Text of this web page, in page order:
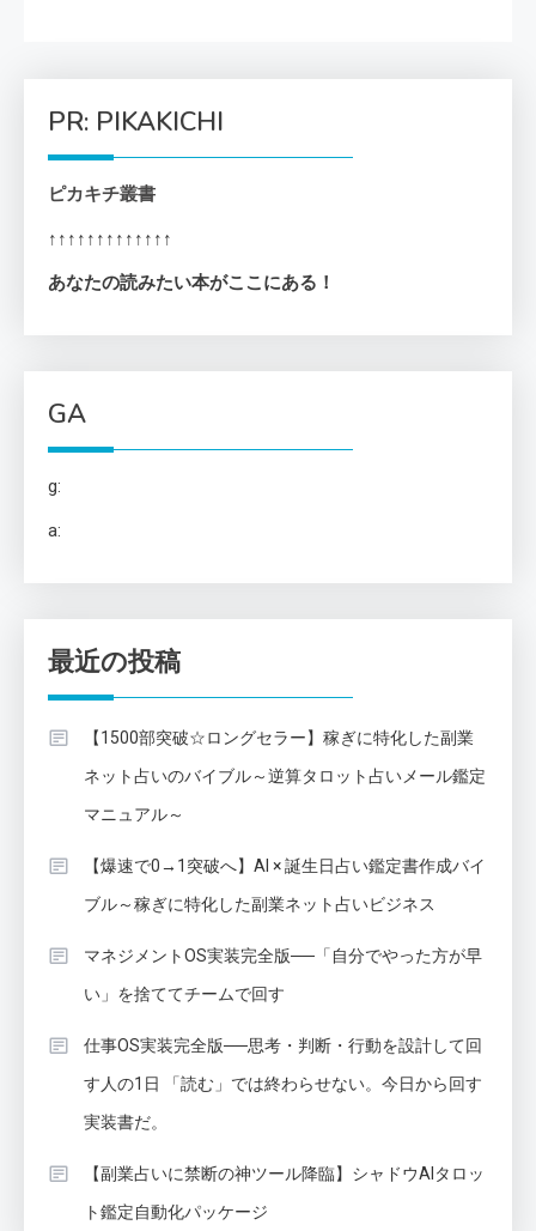
PR: PIKAKICHI
ピカキチ叢書
↑↑↑↑↑↑↑↑↑↑↑↑↑
あなたの読みたい本がここにある！
GA
g:
a:
最近の投稿
【1500部突破☆ロングセラー】稼ぎに特化した副業
ネット占いのバイブル～逆算タロット占いメール鑑定
マニュアル～
【爆速で0→1突破へ】AI × 誕生日占い鑑定書作成バイ
ブル～稼ぎに特化した副業ネット占いビジネス
マネジメントOS実装完全版──「自分でやった方が早
い」を捨ててチームで回す
仕事OS実装完全版──思考・判断・行動を設計して回
す人の1日 「読む」では終わらせない。今日から回す
実装書だ。
【副業占いに禁断の神ツール降臨】シャドウAIタロッ
ト鑑定自動化パッケージ